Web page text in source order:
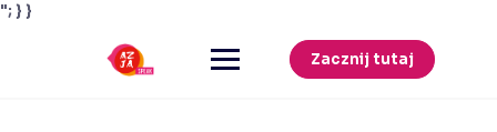
"; } }
Zacznij tutaj